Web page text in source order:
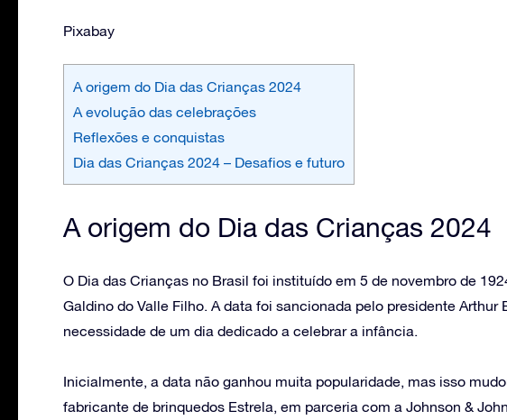
Pixabay
A origem do Dia das Crianças 2024
A evolução das celebrações
Reflexões e conquistas
Dia das Crianças 2024 – Desafios e futuro
A origem do Dia das Crianças 2024
O Dia das Crianças no Brasil foi instituído em 5 de novembro de
Galdino do Valle Filho. A data foi sancionada pelo presidente Arthur
necessidade de um dia dedicado a celebrar a infância.
Inicialmente, a data não ganhou muita popularidade, mas isso
fabricante de brinquedos Estrela, em parceria com a Johnson &